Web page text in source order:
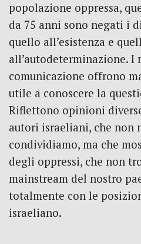
popolazione oppressa,
da 75 anni sono negati i
quello all’esistenza e
all’autodeterminazione. I
comunicazione offrono
utile a conoscere la
Riflettono opinioni
autori israeliani, che non
condividiamo, ma che
degli oppressi, che non
mainstream del nostro
totalmente con le
israeliano.